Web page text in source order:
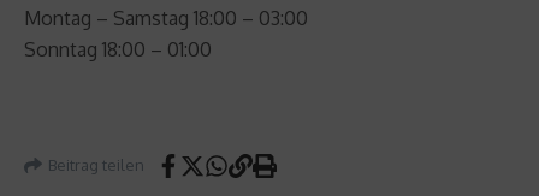
Montag – Samstag 18:00 – 03:00
Sonntag 18:00 – 01:00
Beitrag teilen